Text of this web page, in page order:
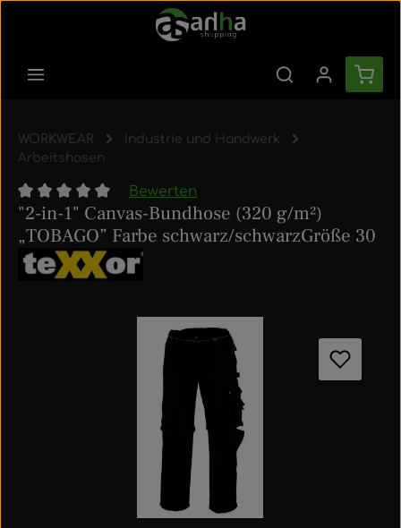
Zum Hauptinhalt springen
WORKWEAR
Industrie und Handwerk
Arbeitshosen
Durchschnittliche Bewertung von 0 von 5 Sternen
Bewerten
"2-in-1" Canvas-Bundhose (320 g/m²)
„TOBAGO” Farbe schwarz/schwarzGröße 30
Bildergalerie überspringen